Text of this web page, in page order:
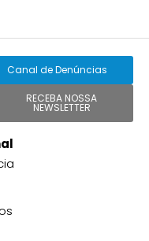
Canal de Denúncias
RECEBA NOSSA
NEWSLETTER